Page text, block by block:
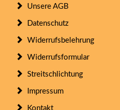
Unsere AGB
Datenschutz
Widerrufsbelehrung
Widerrufsformular
Streitschlichtung
Impressum
Kontakt